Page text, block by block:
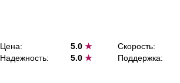
Цена: 5.0★ Скорость:
Надежность:
5.0★ Поддержка: